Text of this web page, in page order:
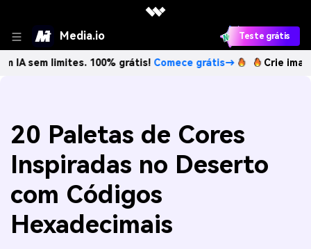
Media.io Teste grátis
limites. 100% grátis!Comece grátis→ Crie imagens com
20 Paletas de Cores
Inspiradas no Deserto
com Códigos
Hexadecimais